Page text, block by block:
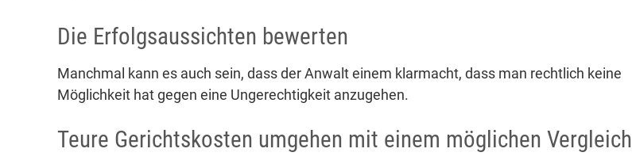
Die Erfolgsaussichten bewerten
Manchmal kann es auch sein, dass der Anwalt einem klarmacht, dass man rechtlich keine
Möglichkeit hat gegen eine Ungerechtigkeit anzugehen.
Teure Gerichtskosten umgehen mit einem möglichen Vergleich